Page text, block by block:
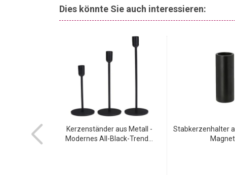
Stimmungsvolles Ambiente:Der Kerzenhalter ist für
Dekoration, wenn Sie ihm zudem noch
Atmosphäre geschaffen werden kann.
Dies könnte Sie auch interessieren:
- Edle graue
Kerzenständer aus Metall -
Modernes All-Black-Trend...
Stabkerzenhalter
Magnet...